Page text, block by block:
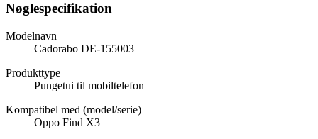
Nøglespecifikation
Modelnavn
Cadorabo DE-155003
Produkttype
Pungetui til mobiltelefon
Kompatibel med (model/serie)
Oppo Find X3